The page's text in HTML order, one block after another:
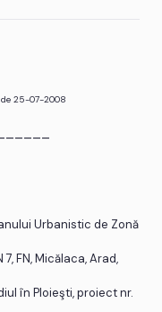
25-07-2008
Urbanistic de Zonă
FN, Micălaca, Arad,
în Ploieşti, proiect nr.